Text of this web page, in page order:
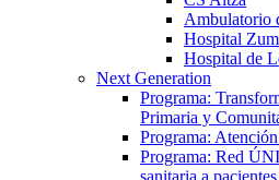
Ambulatorio
Hospital
Hospital de
Next Generation
Programa:
Primaria y
Programa:
Programa: Red